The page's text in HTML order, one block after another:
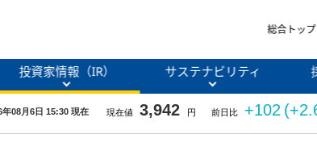
総合トップ
投資家情報（IR） サステナビリティ